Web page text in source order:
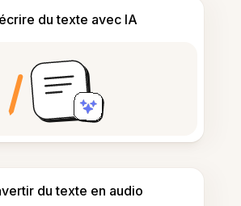
du texte avec IA
du texte en audio